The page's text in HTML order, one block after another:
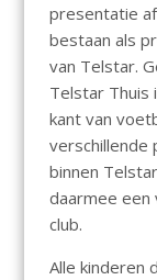
presentatie
bestaan als
van Telstar.
Telstar Thuis
kant van
verschillende
binnen
daarmee een
club.
Alle kinderen